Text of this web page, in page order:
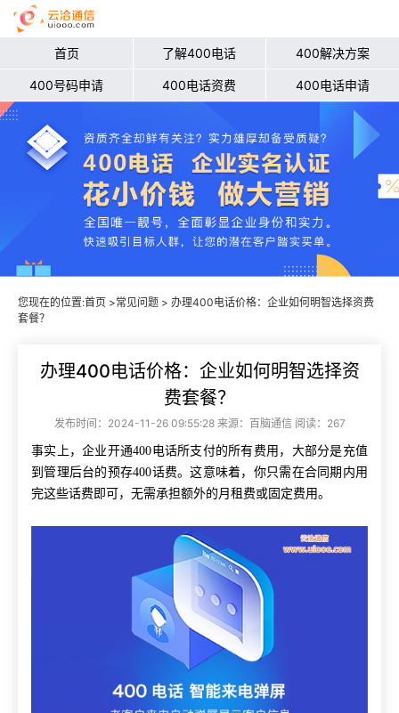
首页 了解400电话 400解决方案
400号码申请 400电话资费 400电话申请
您现在的位置:首页 >常见问题 > 办理400电话价格：企业如何明智选择资费
套餐？
办理400电话价格：企业如何明智选择资
费套餐？
发布时间：2024-11-26 09:55:28 来源：百脑通信 阅读：267
事实上，企业开通400电话所支付的所有费用，大部分是充值
到管理后台的预存400话费。这意味着，你只需在合同期内用
完这些话费即可，无需承担额外的月租费或固定费用。